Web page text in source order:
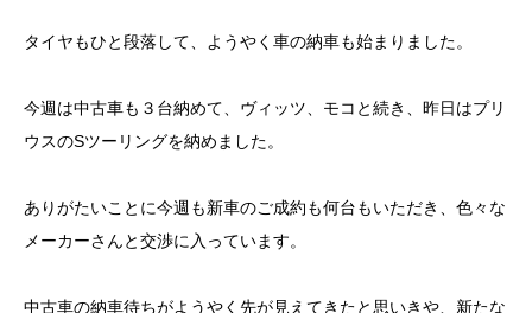
タイヤもひと段落して、ようやく車の納車も始まりました。
今週は中古車も３台納めて、ヴィッツ、モコと続き、昨日はプリ
ウスのSツーリングを納めました。
ありがたいことに今週も新車のご成約も何台もいただき、色々な
メーカーさんと交渉に入っています。
中古車の納車待ちがようやく先が見えてきたと思いきや、新たな